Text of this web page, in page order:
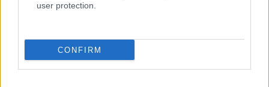
user protection.
CONFIRM